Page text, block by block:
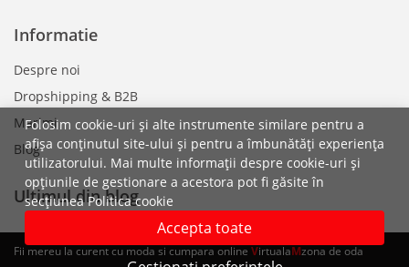
Folosim cookie-uri și alte instrumente similare pentru a
afișa conținutul site-ului și pentru a îmbunătăți experiența
utilizatorului. Mai multe informații despre cookie-uri și
opțiunile de gestionare a acestora pot fi găsite în
secțiunea Politica cookie
Accepta toate
Informatie
Despre noi
Dropshipping & B2B
Marimi
Blog
Ultimul din blog
Fii mereu la curent cu moda si cumpara online VirtualaMzona de oda